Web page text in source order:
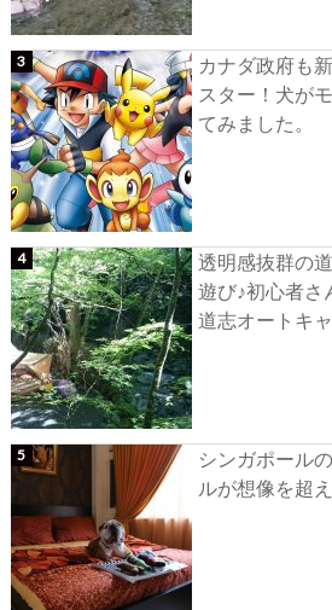
カナダ政府も
スター！犬が
てみました。
透明感抜群の
遊び♪初心者さ
道志オートキャ
シンガポール
ルが想像を超